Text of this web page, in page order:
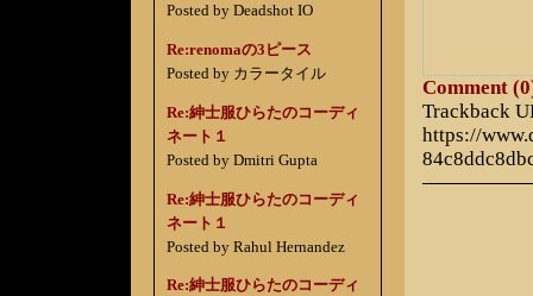
Posted by Deadshot IO
Re:renomaの3ピース
Posted by カラータイル
Re:紳士服ひらたのコーディ
ネート１
Posted by Dmitri Gupta
Re:紳士服ひらたのコーディ
ネート１
Posted by Rahul Hernandez
Re:紳士服ひらたのコーディ
Comment
Trackback
https://